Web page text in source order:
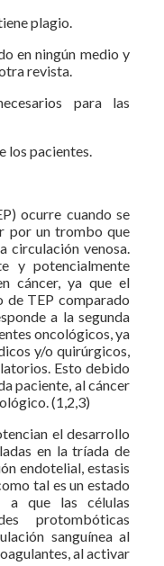
plagio.
en ningún medio y
revista.
para las
los pacientes.
ocurre cuando se
por un trombo que
circulación venosa.
y potencialmente
cáncer, ya que el
de TEP comparado
a la segunda
oncológicos, ya
y/o quirúrgicos,
Esto debido
paciente, al cáncer
(1,2,3)
el desarrollo
en la tríada de
endotelial, estasis
tal es un estado
a que las células
protombóticas
sanguínea al
al activar